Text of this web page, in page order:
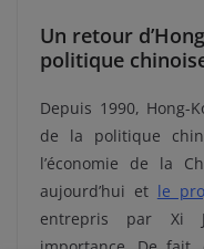
Un retour
politique
Depuis 1990, Hong-
de la politique
l’économie de la
aujourd’hui et le
entrepris par Xi